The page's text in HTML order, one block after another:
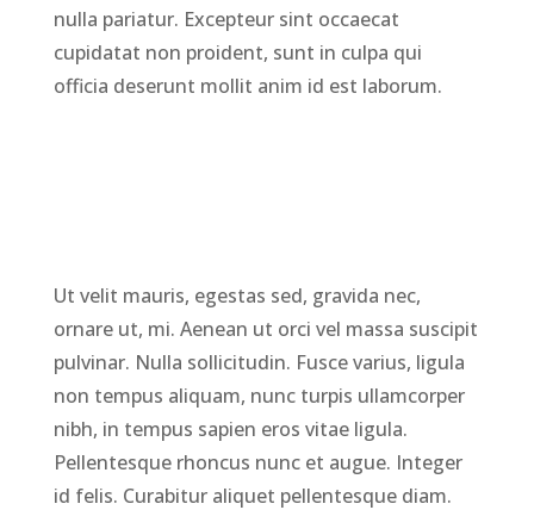
nulla pariatur. Excepteur sint occaecat
cupidatat non proident, sunt in culpa qui
officia deserunt mollit anim id est laborum.
Ut velit mauris, egestas sed, gravida nec,
ornare ut, mi. Aenean ut orci vel massa suscipit
pulvinar. Nulla sollicitudin. Fusce varius, ligula
non tempus aliquam, nunc turpis ullamcorper
nibh, in tempus sapien eros vitae ligula.
Pellentesque rhoncus nunc et augue. Integer
id felis. Curabitur aliquet pellentesque diam.